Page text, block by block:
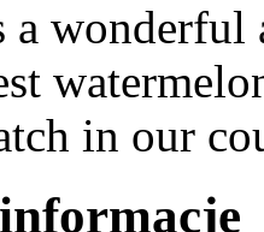
a wonderful
in our